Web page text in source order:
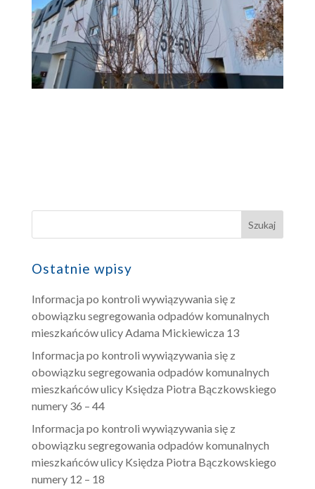
Ostatnie wpisy
Informacja po kontroli wywiązywania się z
obowiązku segregowania odpadów komunalnych
mieszkańców ulicy Adama Mickiewicza 13
Informacja po kontroli wywiązywania się z
obowiązku segregowania odpadów komunalnych
mieszkańców ulicy Księdza Piotra Bączkowskiego
numery 36 – 44
Informacja po kontroli wywiązywania się z
obowiązku segregowania odpadów komunalnych
mieszkańców ulicy Księdza Piotra Bączkowskiego
numery 12 – 18